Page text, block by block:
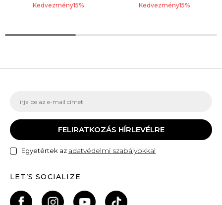
Kedvezmény15% Kedvezmény15%
FELIRATKOZÁS HÍRLEVÉLRE
Egyetértek az adatvédelmi szabályokkal
LET’S SOCIALIZE